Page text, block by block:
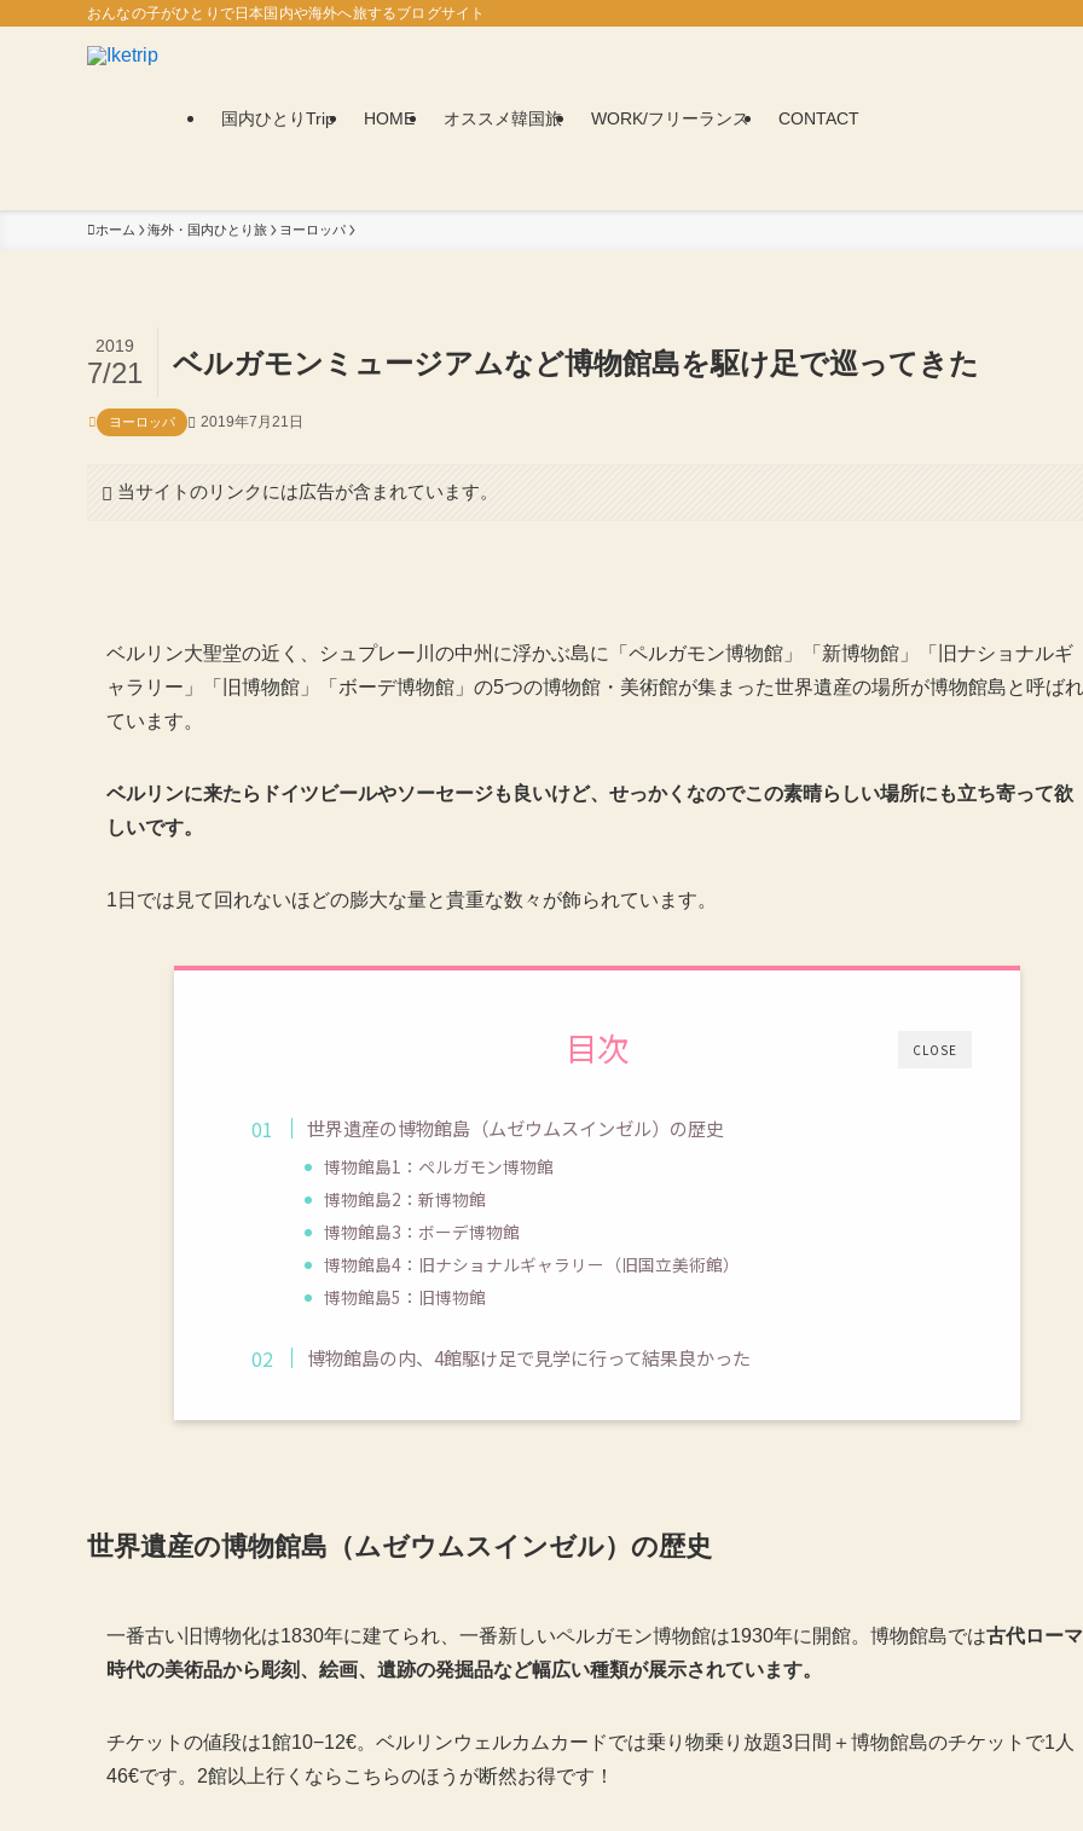
おんなの子がひとりで日本国内や海外へ旅するブログサイト
国内ひとりTrip HOME オススメ韓国旅 WORK/フリーランス CONTACT
ホーム 海外・国内ひとり旅 ヨーロッパ
ベルガモンミュージアムなど博物館島を駆け足で巡ってきた
2019
7/21
ヨーロッパ 2019年7月21日
当サイトのリンクには広告が含まれています。
ベルリン大聖堂の近く、シュプレー川の中州に浮かぶ島に「ペルガモン博物館」「新博物館」「旧ナショナルギ
ャラリー」「旧博物館」「ボーデ博物館」の5つの博物館・美術館が集まった世界遺産の場所が博物館島と呼ばれ
ています。
ベルリンに来たらドイツビールやソーセージも良いけど、せっかくなのでこの素晴らしい場所にも立ち寄って欲
しいです。
1日では見て回れないほどの膨大な量と貴重な数々が飾られています。
CLOSE
目次
世界遺産の博物館島（ムゼウムスインゼル）の歴史
博物館島1：ペルガモン博物館
博物館島2：新博物館
博物館島3：ボーデ博物館
博物館島4：旧ナショナルギャラリー（旧国立美術館）
博物館島5：旧博物館
博物館島の内、4館駆け足で見学に行って結果良かった
世界遺産の博物館島（ムゼウムスインゼル）の歴史
一番古い旧博物化は1830年に建てられ、一番新しいペルガモン博物館は1930年に開館。博物館島では古代ローマ
時代の美術品から彫刻、絵画、遺跡の発掘品など幅広い種類が展示されています。
チケットの値段は1館10−12€。ベルリンウェルカムカードでは乗り物乗り放題3日間＋博物館島のチケットで1人
46€です。2館以上行くならこちらのほうが断然お得です！